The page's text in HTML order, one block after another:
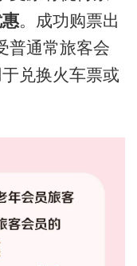
。成功购票出
普通常旅客会
兑换火车票或